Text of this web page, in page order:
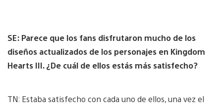
SE: Parece que los fans disfrutaron mucho de los
diseños actualizados de los personajes en Kingdom
Hearts III. ¿De cuál de ellos estás más satisfecho?
TN: Estaba satisfecho con cada uno de ellos, una vez el